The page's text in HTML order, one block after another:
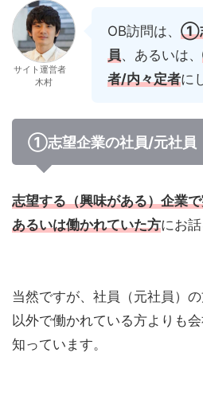
サイト運営者
木村
OB訪問は、 ①
員、あるいは、
者/内々定者に
①志望企業の社員/元社員
志望する（興味がある）企業
あるいは働かれていた方にお
当然ですが、社員（元社員）
以外で働かれている方よりも
知っています。